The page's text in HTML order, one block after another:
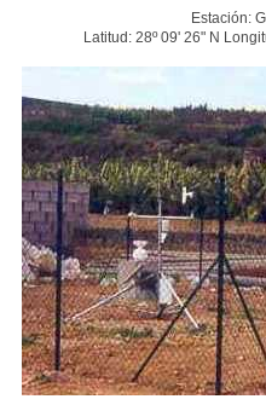
Estación:
Latitud: 28º 09' 26" N